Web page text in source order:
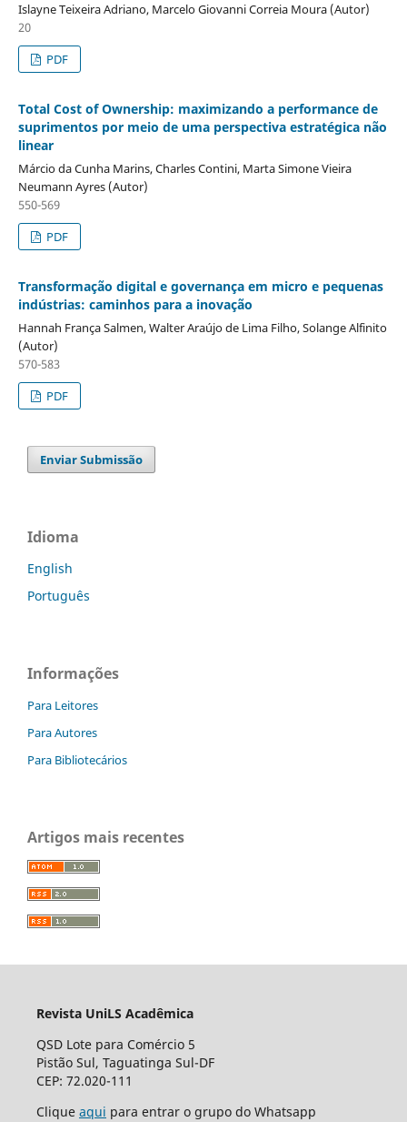
Islayne Teixeira Adriano, Marcelo Giovanni Correia Moura (Autor)
20
PDF
Total Cost of Ownership: maximizando a performance de
suprimentos por meio de uma perspectiva estratégica não
linear
Márcio da Cunha Marins, Charles Contini, Marta Simone Vieira
Neumann Ayres (Autor)
550-569
PDF
Transformação digital e governança em micro e pequenas
indústrias: caminhos para a inovação
Hannah França Salmen, Walter Araújo de Lima Filho, Solange Alfinito
(Autor)
570-583
PDF
Enviar Submissão
Idioma
English
Português
Informações
Para Leitores
Para Autores
Para Bibliotecários
Artigos mais recentes
Revista UniLS Acadêmica
QSD Lote para Comércio 5
Pistão Sul, Taguatinga Sul-DF
CEP: 72.020-111
Clique aqui para entrar o grupo do Whatsapp